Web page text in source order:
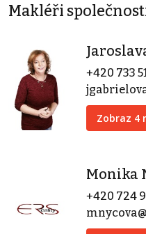
Makléři
+420 733
Zobraz 4
Monika
+420 724